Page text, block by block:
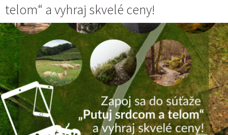
telom“ a vyhraj skvelé ceny!